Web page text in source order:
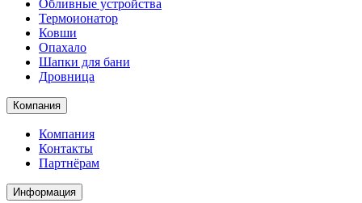
Обливные устройства
Термоионатор
Ковши
Опахало
Шапки для бани
Дровница
Компания
Компания
Контакты
Партнёрам
Информация